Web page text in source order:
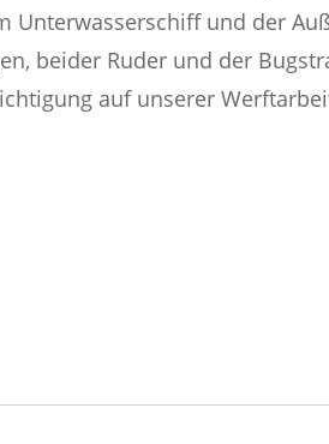
Unterwasserschiff und der
beider Ruder und der
auf unserer
m
m